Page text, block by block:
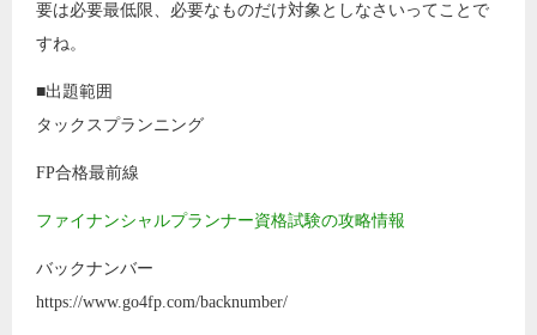
要は必要最低限、必要なものだけ対象としなさいってことで
すね。
■出題範囲
タックスプランニング
FP合格最前線
ファイナンシャルプランナー資格試験の攻略情報
バックナンバー
https://www.go4fp.com/backnumber/